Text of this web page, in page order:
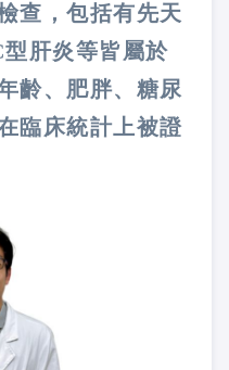
查，包括有先天
肝炎等皆屬於
齡、肥胖、糖尿
臨床統計上被證